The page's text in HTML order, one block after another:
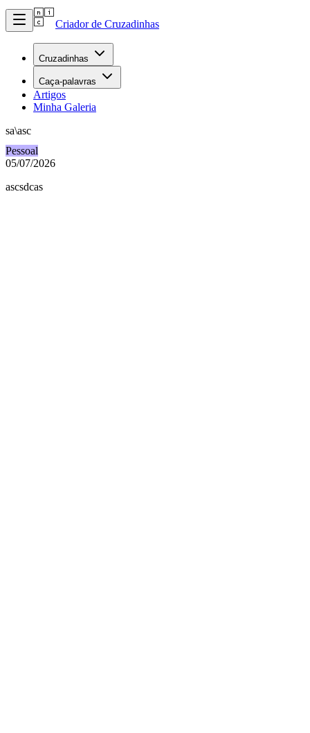
Criador de Cruzadinhas
Cruzadinhas
Caça-palavras
Artigos
Minha Galeria
sa\asc
Pessoal
05/07/2026
ascsdcas